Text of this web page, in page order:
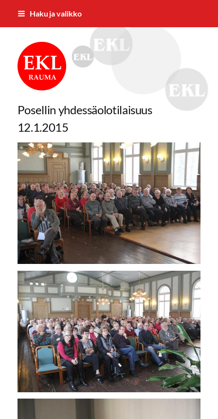
Siirry
Haku ja valikko
Rauman Eläkkeensaajat ry
Posellin yhdessäolotilaisuus
12.1.2015